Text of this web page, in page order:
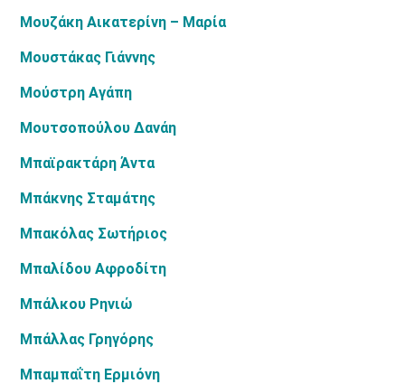
Μουζάκη Αικατερίνη – Μαρία
Μουστάκας Γιάννης
Μούστρη Αγάπη
Μουτσοπούλου Δανάη
Μπαϊρακτάρη Άντα
Μπάκνης Σταμάτης
Μπακόλας Σωτήριος
Μπαλίδου Αφροδίτη
Μπάλκου Ρηνιώ
Μπάλλας Γρηγόρης
Μπαμπαΐτη Ερμιόνη